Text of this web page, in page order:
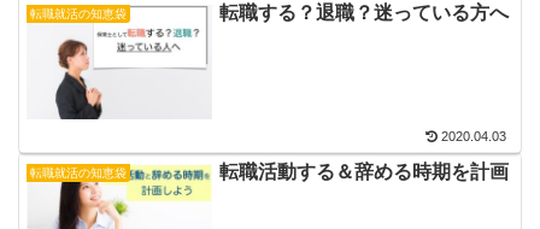
転職就活の知恵袋 転職する？退職？迷っている方へ
2020.04.03
転職就活の知恵袋 転職活動する＆辞める時期を計画